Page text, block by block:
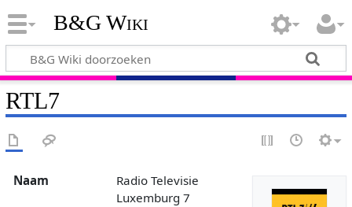
B&G Wiki
RTL7
Naam
Radio Televisie
Luxemburg 7